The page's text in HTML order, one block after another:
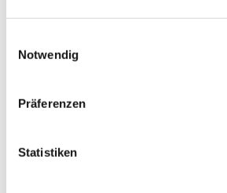
Notwendig
Präferenzen
Statistiken